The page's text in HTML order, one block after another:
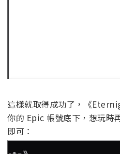
這樣就取得成功了，《
你的 Epic 帳號底下，想玩時
即可：